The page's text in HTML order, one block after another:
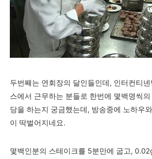
두번째는 연회장의 달인들인데, 인터컨티
스에서 근무하는 분들로 한번에 몇백명씩
당을 하는지 궁금했는데, 방송중에 노하우
이 딱벌어지네요.
몇백인분의 스테이크를 5분만에 굽고,